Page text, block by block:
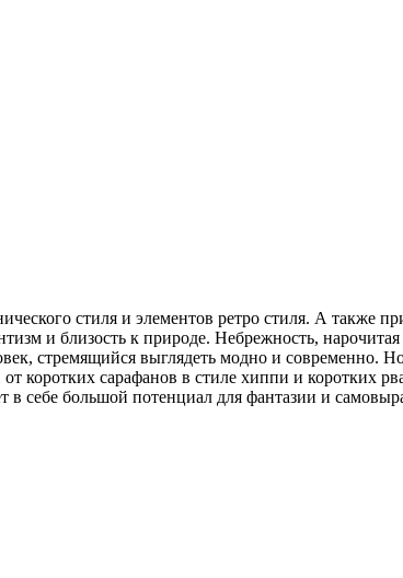
стиля и элементов ретро стиля. А
и близость к природе. Небрежность,
стремящийся выглядеть модно и современно.
коротких сарафанов в стиле хиппи и коротких
в себе большой потенциал для фантазии и